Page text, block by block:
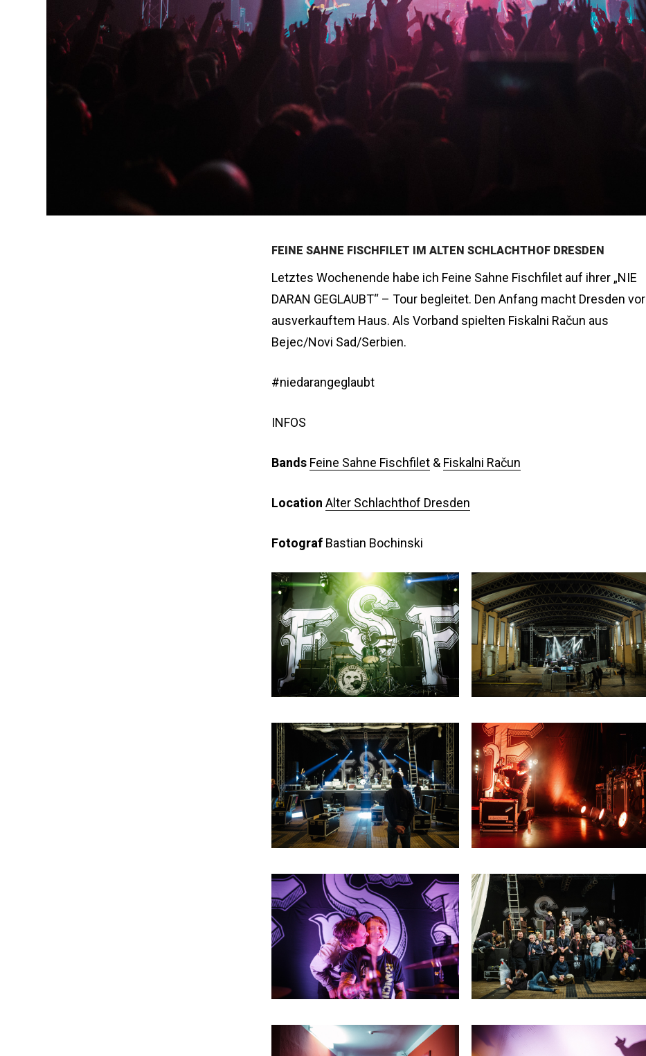
FEINE SAHNE FISCHFILET IM ALTEN SCHLACHTHOF DRESDEN
Letztes Wochenende habe ich Feine Sahne Fischfilet auf ihrer „NIE
DARAN GEGLAUBT“ – Tour begleitet. Den Anfang macht Dresden vor
ausverkauftem Haus. Als Vorband spielten Fiskalni Račun aus
Bejec/Novi Sad/Serbien.
#niedarangeglaubt
INFOS
Bands Feine Sahne Fischfilet & Fiskalni Račun
Location Alter Schlachthof Dresden
Fotograf Bastian Bochinski